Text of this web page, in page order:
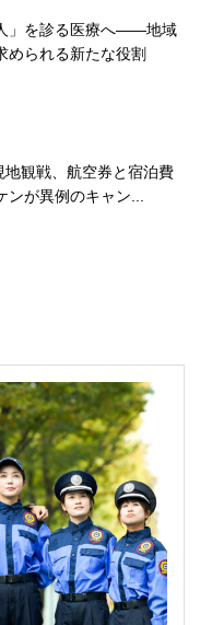
」を診る医療へ――地域
められる新たな役割
地観戦、航空券と宿泊費
が異例のキャン...